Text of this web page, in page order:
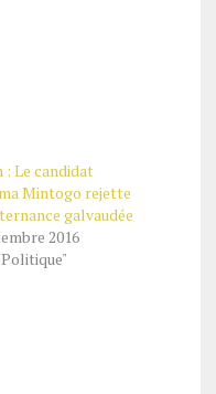
: Le candidat
Mintogo rejette
galvaudée
2016